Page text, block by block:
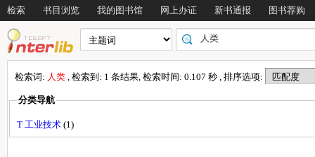
检索 书目浏览 我的图书馆 网上办证 新书通报 图书荐购
检索词: 人类 , 检索到: 1 条结果, 检索时间: 0.107 秒 , 排序选项:
分类导航
T 工业技术 (1)